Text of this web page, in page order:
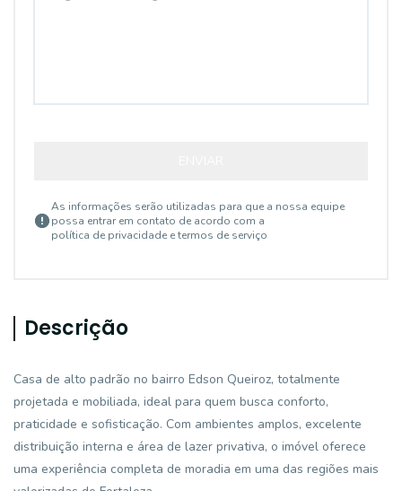
As informações serão utilizadas para que a nossa equipe
possa entrar em contato de acordo com a
política de privacidade e termos de serviço
Descrição
Casa de alto padrão no bairro Edson Queiroz, totalmente
projetada e mobiliada, ideal para quem busca conforto,
praticidade e sofisticação. Com ambientes amplos, excelente
distribuição interna e área de lazer privativa, o imóvel oferece
uma experiência completa de moradia em uma das regiões mais